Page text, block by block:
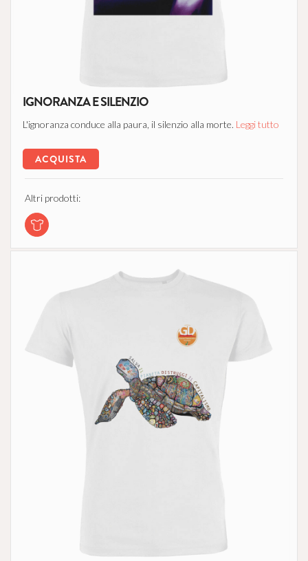
IGNORANZA E SILENZIO
L'ignoranza conduce alla paura, il silenzio alla morte. Leggi tutto
ACQUISTA
Altri prodotti: